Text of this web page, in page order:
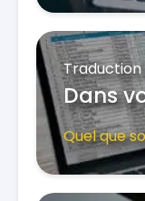
Traduction
Dans
Quel que